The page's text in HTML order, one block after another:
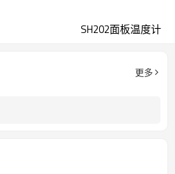
SH202面板温度计
更多